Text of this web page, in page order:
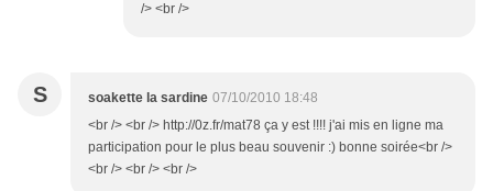
/> <br />
S soakette la sardine 07/10/2010 18:48
<br /> <br /> http://0z.fr/mat78 ça y est !!!! j'ai mis en ligne ma
participation pour le plus beau souvenir :) bonne soirée<br />
<br /> <br /> <br />